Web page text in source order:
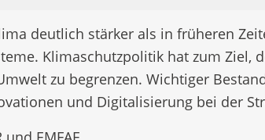
deutlich stärker als in früheren
Klimaschutzpolitik hat zum Ziel,
zu begrenzen. Wichtiger
und Digitalisierung bei der